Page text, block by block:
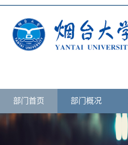
部门首页 部门概况